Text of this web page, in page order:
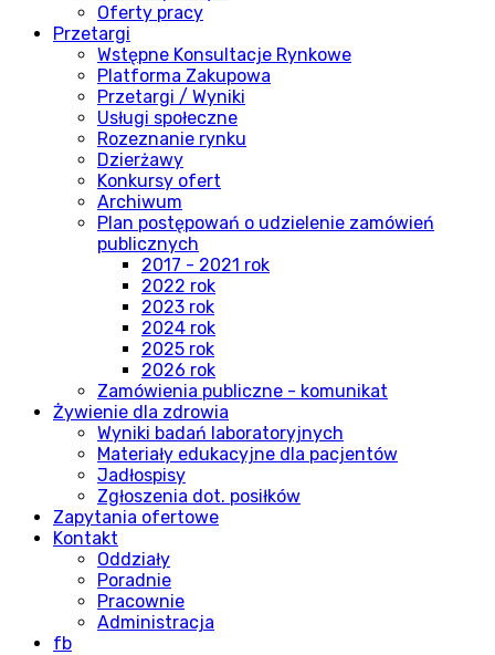
Oferty pracy
Przetargi
Wstępne Konsultacje Rynkowe
Platforma Zakupowa
Przetargi / Wyniki
Usługi społeczne
Rozeznanie rynku
Dzierżawy
Konkursy ofert
Archiwum
Plan postępowań o udzielenie zamówień
publicznych
2017 - 2021 rok
2022 rok
2023 rok
2024 rok
2025 rok
2026 rok
Zamówienia publiczne - komunikat
Żywienie dla zdrowia
Wyniki badań laboratoryjnych
Materiały edukacyjne dla pacjentów
Jadłospisy
Zgłoszenia dot. posiłków
Zapytania ofertowe
Kontakt
Oddziały
Poradnie
Pracownie
Administracja
fb